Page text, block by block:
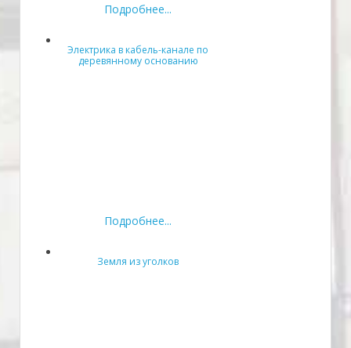
Подробнее...
Электрика в кабель-канале по
деревянному основанию
Подробнее...
Земля из уголков